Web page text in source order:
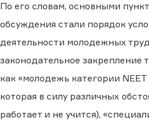
По его словам, основными
обсуждения стали порядок
деятельности молодежных
законодательное закрепление
как «молодежь категории
которая в силу различных
работает и не учится),